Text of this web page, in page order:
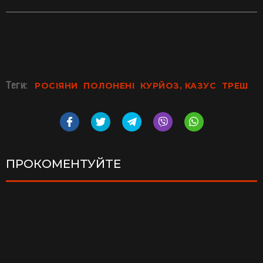
Теги: РОСІЯНИ ПОЛОНЕНІ КУРЙОЗ, КАЗУС ТРЕШ
ПРОКОМЕНТУЙТЕ